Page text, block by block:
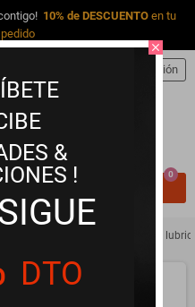
10% de DESCUENTO en tu
Iniciar sesión
0
Pjur med
close
&
!
DTO